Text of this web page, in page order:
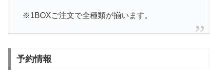
※1BOXご注文で全種類が揃います。
予約情報